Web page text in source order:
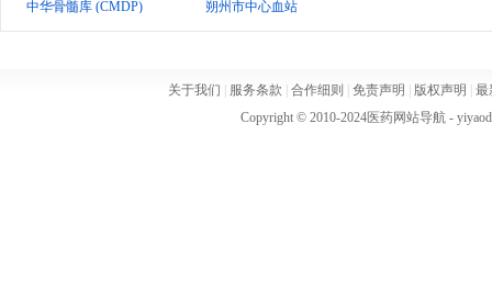
中华骨髓库 (CMDP) 朔州市中心血站
关于我们 服务条款 合作细则 免责声明 版权声明
最
Copyright © 2010-2024医药网站导航-